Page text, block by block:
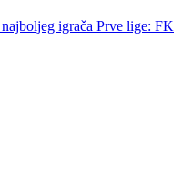
igrača Prve lige: FK